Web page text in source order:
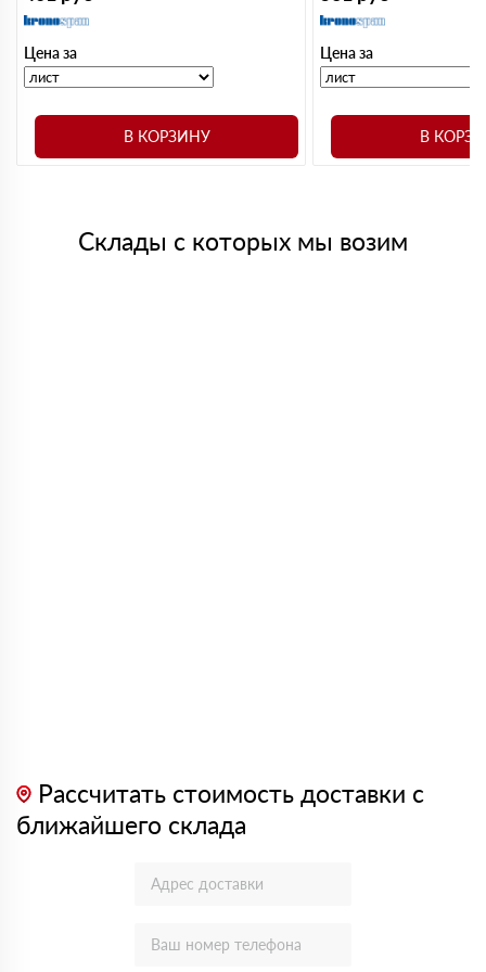
Цена за
В КОРЗИНУ
Цена за
В
Склады с которых мы возим
Рассчитать стоимость доставки с
ближайшего склада